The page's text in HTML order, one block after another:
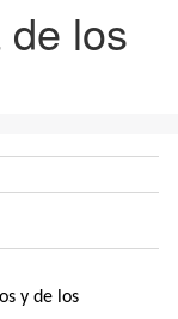
los
y de los